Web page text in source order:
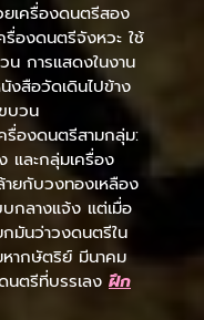
เครื่องดนตรีสอง
รื่องดนตรีจังหวะ ใช้
น การแสดงในงาน
งสือวัดเดินไปข้าง
บวน
รื่องดนตรีสามกลุ่ม:
และกลุ่มเครื่อง
ายกับวงทองเหลือง
กลางแจ้ง แต่เมื่อ
กมันว่าวงดนตรีใน
ากษัตริย์ มีนาคม
ตรีที่บรรเลง ฝึก